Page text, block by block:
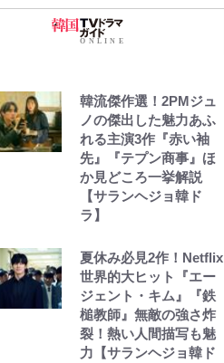
韓流傑作選！2PMジュ
ノの傑出した魅力あふ
れる主演3作『赤い袖
先』『テプン商事』ほ
か見どころ一挙解説
【サランヘジョ韓ド
ラ】
夏休み必見2作！Netflix
世界的大ヒット『エー
ジェント・キム』『鉄
槌教師』無敵の強さ炸
裂！熱い人間描写も魅
力【サランヘジョ韓ド